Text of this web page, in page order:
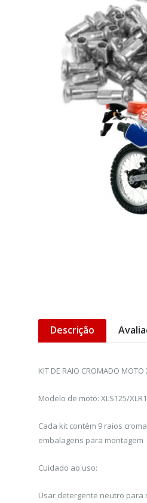
Descrição
KIT DE RAIO CROMADO
Modelo de moto: XLS125/
Cada kit contém 9 raios
embalagens para montagem
Cuidado ao uso:
Usar detergente neutro para